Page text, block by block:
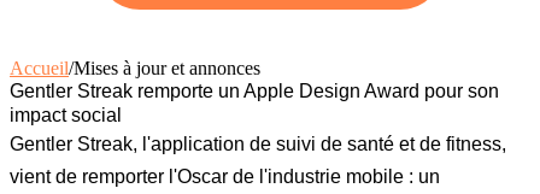
Accueil/Mises à jour et annonces
Gentler Streak remporte un Apple Design Award pour son
impact social
Gentler Streak, l'application de suivi de santé et de fitness,
vient de remporter l'Oscar de l'industrie mobile : un